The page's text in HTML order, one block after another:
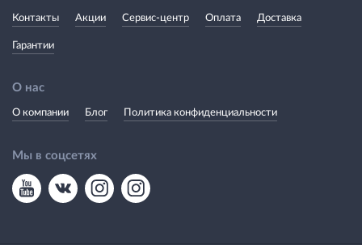
Контакты Акции Сервис-центр Оплата Доставка
Гарантии
О нас
О компании Блог Политика конфиденциальности
Мы в соцсетях